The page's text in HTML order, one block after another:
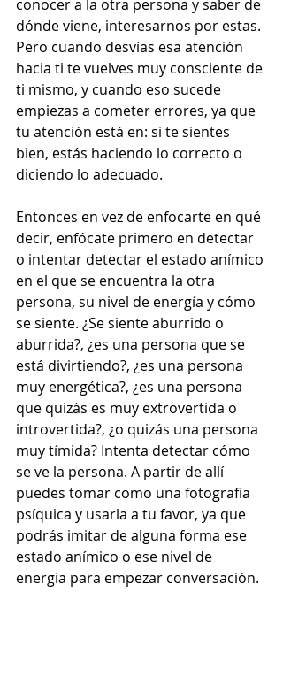
conocer a la otra persona y saber de
dónde viene, interesarnos por estas.
Pero cuando desvías esa atención
hacia ti te vuelves muy consciente de
ti mismo, y cuando eso sucede
empiezas a cometer errores, ya que
tu atención está en: si te sientes
bien, estás haciendo lo correcto o
diciendo lo adecuado.
Entonces en vez de enfocarte en qué
decir, enfócate primero en detectar
o intentar detectar el estado anímico
en el que se encuentra la otra
persona, su nivel de energía y cómo
se siente. ¿Se siente aburrido o
aburrida?, ¿es una persona que se
está divirtiendo?, ¿es una persona
muy energética?, ¿es una persona
que quizás es muy extrovertida o
introvertida?, ¿o quizás una persona
muy tímida? Intenta detectar cómo
se ve la persona. A partir de allí
puedes tomar como una fotografía
psíquica y usarla a tu favor, ya que
podrás imitar de alguna forma ese
estado anímico o ese nivel de
energía para empezar conversación.